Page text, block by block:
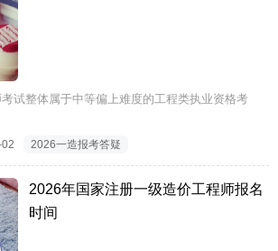
试整体属于中等偏上难度的工程类执业资格考
2026一造报考答疑
2026年国家注册一级造价工程师报名
时间